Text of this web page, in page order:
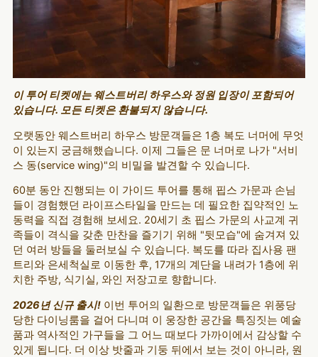
이 투어 티켓에는 웨스트버리 하우스와 정원 입장이 포함되어
있습니다. 모든 티켓은 환불되지 않습니다.
오랫동안 웨스트버리 하우스 방문객들은 1층 복도 너머에 무엇
이 있는지 궁금해했습니다. 이제 그들은 문 너머로 나가 "서비
스 동(service wing)"의 비밀을 발견할 수 있습니다.
60분 동안 진행되는 이 가이드 투어를 통해 핍스 가문과 손님
들이 경험했던 라이프스타일을 만드는 데 필요한 집약적인 노
동력을 직접 경험해 보세요. 20세기 초 핍스 가문의 사교계 귀
족들이 격식을 갖춘 만찬을 즐기기 위해 "뒷모습"에 숨겨져 있
던 여러 방들을 둘러보실 수 있습니다. 복도를 따라 집사용 팬
트리와 은세척실로 이동한 후, 17개의 계단을 내려가 1층에 위
치한 주방, 식기실, 와인 저장고로 향합니다.
2026년 신규 출시!이번 투어의 일환으로 방문객들은 위풍당
당한 다이닝룸을 걸어 다니며 이 웅장한 공간을 특징짓는 예술
품과 역사적인 가구들을 그 어느 때보다 가까이에서 감상할 수
있게 됩니다. 더 이상 밧줄과 기둥 뒤에서 보는 것이 아니라, 원